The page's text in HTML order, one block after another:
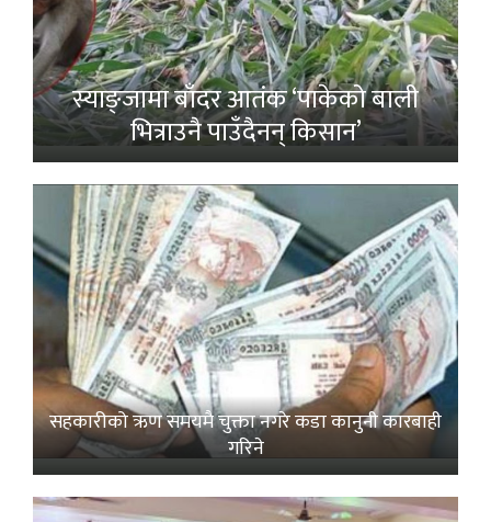
स्याङ्जामा बाँदर आतंक ‘पाकेको बाली
भित्राउनै पाउँदैनन् किसान’
सहकारीको ऋण समयमै चुक्ता नगरे कडा कानुनी कारबाही
गरिने